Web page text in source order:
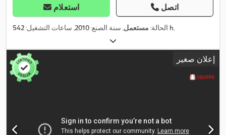
استعلام اتصل
الحالة: مستعمل, سنة الصنع:2010, ساعات التشغيل: 542 h,
إعلان صغير